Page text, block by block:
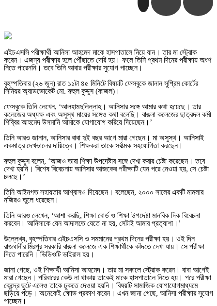
এইচএসসি পরীক্ষার্থী আনিসা আহমেদ মাকে হাসপাতালে নিয়ে যান। তার মা স্ট্রোক
করেন। এজন্য পরীক্ষার হলে পৌঁছাতে দেরি হয়। ফলে তিনি প্রথম দিনের পরীক্ষায় অংশ
নিতে পারেননি। তবে তিনি আবার পরীক্ষার সুযোগ পাচ্ছেন।
বৃহস্পতিবার (২৬ জুন) রাত ১১টা ৪৫ মিনিটে বিষয়টি ফেসবুকে জানান সুপ্রিম কোর্টের
সিনিয়র অ্যাডভোকেট মো. রুহুল কুদ্দুস (কাজল)।
ফেসবুকে তিনি লেখেন, ‘আলহামদুলিল্লাহ। আনিসার সঙ্গে আমার কথা হয়েছে। তার
কলেজের অধ্যক্ষ এবং অসুস্থ মায়ের সঙ্গেও কথা বলেছি। বাঙলা কলেজের ছাত্রদল কর্মী
শিব্বির আহমেদ উসমানি আমাকে যোগাযোগ করিয়ে দিয়েছেন।’
তিনি আরও জানান, আনিসার বাবা দুই বছর আগে মারা গেছেন। মা অসুস্থ। আনিসাই
একমাত্র দেখভালের দায়িত্বে। শিক্ষকরা তাকে সর্বাত্মক সহযোগিতা করছেন।
রুহুল কুদ্দুস বলেন, ‘আজও তারা শিক্ষা উপদেষ্টার সঙ্গে দেখা করার চেষ্টা করেছেন। তবে
দেখা হয়নি। বিশেষ বিবেচনায় আনিসার আজকের পরীক্ষাটি যেন পরে নেওয়া হয়, সে চেষ্টা
চলছে।’
তিনি আইনগত সহায়তার আশ্বাসও দিয়েছেন। বলেছেন, ২০০০ সালের একটি মামলার
নজিরও তুলে ধরেছেন।
তিনি আরও লেখেন, ‘আশা করছি, শিক্ষা বোর্ড ও শিক্ষা উপদেষ্টা মানবিক দিক বিবেচনা
করবেন। আনিসাকে যেন আদালতে যেতে না হয়, সেটাই আমার প্রত্যাশা।’
উল্লেখ্য, বৃহস্পতিবার এইচএসসি ও সমমানের প্রথম দিনের পরীক্ষা হয়। ওই দিন
রাজধানীর মিরপুর সরকারি বাঙলা কলেজে এক শিক্ষার্থীকে কাঁদতে দেখা যায়। সে পরীক্ষা
দিতে পারেনি। ভিডিওটি ভাইরাল হয়।
জানা গেছে, ওই শিক্ষার্থী আনিসা আহমেদ। তার মা সকালে স্ট্রোক করেন। বাবা আগেই
মারা গেছেন। পরিবারের কেউ না থাকায় তাকেই মাকে হাসপাতালে নিতে হয়। পরে পরীক্ষা
কেন্দ্রে ছুটে এলেও তাকে ঢুকতে দেওয়া হয়নি। বিষয়টি সামাজিক যোগাযোগমাধ্যমে
ছড়িয়ে পড়ে। অনেকেই ক্ষোভ প্রকাশ করেন। এখন জানা গেছে, আনিসা পরীক্ষার সুযোগ
পাচ্ছেন।